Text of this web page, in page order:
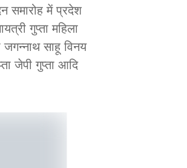
समारोह में प्रदेश
गुप्ता महिला
जगन्नाथ साहू विनय
जेपी गुप्ता आदि